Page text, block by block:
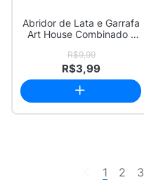
Abridor de Lata e Garrafa
Art House Combinado 1
R$9,99
R$3,99
1 2 3